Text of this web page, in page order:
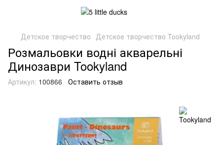
Детское творчество Детское творчество Tookyland
Розмальовки водні акварельні
Динозаври Tookyland
Артикул: 100866 Оставить отзыв